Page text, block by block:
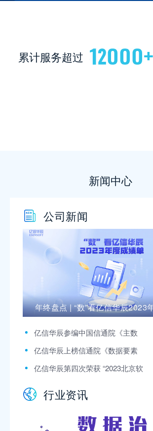
累计服务超过
查看全部客户
新闻中心
公司新闻
年终盘点 | “数”看亿信华辰2023
亿信华辰参编中国信通院《主数
据管理实践白皮书2.0》，附下载
亿信华辰上榜信通院《数据要素
产业图谱》和《数据治理产业图
亿信华辰第四次荣获 “2023北京软
行业资讯